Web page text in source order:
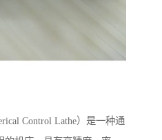
Control Lathe）是一种通